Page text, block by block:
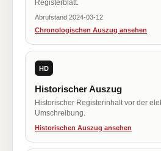
Registerblatt.
Abrufstand 2024-03-12
Chronologischen Auszug ansehen
HD
Historischer Auszug
Historischer Registerinhalt vor der
Umschreibung.
Historischen Auszug ansehen